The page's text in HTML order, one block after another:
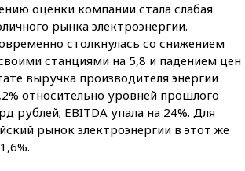
оценки компании стала слабая
рынка электроэнергии.
столкнулась со снижением
станциями на 5,8 и падением цен
выручка производителя энергии
относительно уровней прошлого
рублей; EBITDA упала на 24%. Для
рынок электроэнергии в этот же